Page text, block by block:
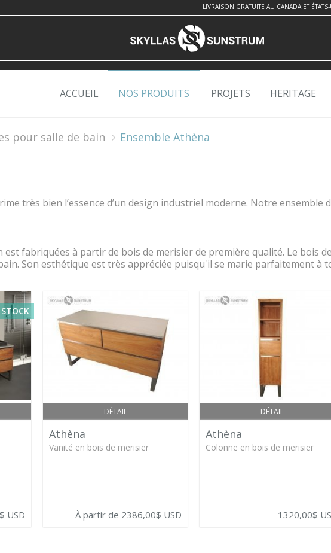
LIVRAISON GRATUITE AU CANADA ET
ACCUEIL NOS PRODUITS PROJETS HERITAGE
pour salle de bain Ensemble Athèna
très bien l’essence d’un design industriel moderne. Notre
est fabriquées à partir de bois de merisier de première qualité. Le bois
Son esthétique est très appréciée puisqu'il se marie parfaitement à
USD
DÉTAIL
Athèna
Vanité en bois de merisier
À partir de 2386,00$ USD
DÉTAIL
Athèna
Colonne en bois de merisier
1320,00$